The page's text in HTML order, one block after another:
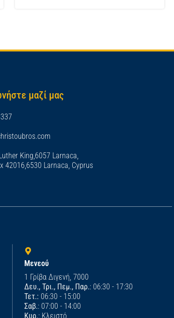
μαζί μας
King,6057 Larnaca,
42016,6530 Larnaca, Cyprus
Μενεού
1 Γρίβα Διγενή, 7000
Δευ., Τρι., Πεμ., Παρ.: 06:30 - 17:30
Τετ.: 06:30 - 15:00
Σαβ.: 07:00 - 14:00
Κυρ.: Κλειστό